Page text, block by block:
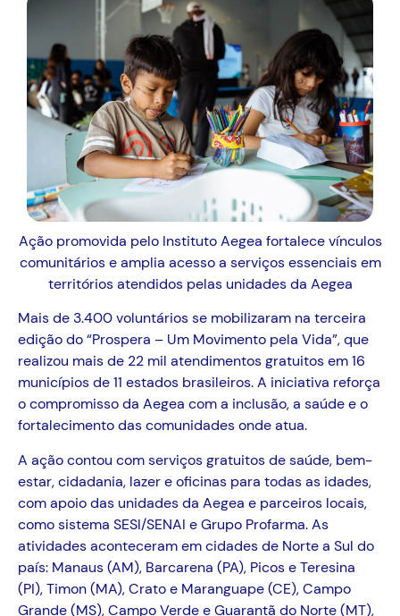
Açãopromovida pelo Instituto Aegea fortalece vínculos
comunitários e amplia acesso a serviços essenciais em
territórios atendidos pelas unidadesda Aegea
Mais de 3.400 voluntários se mobilizaram na terceira
edição do “Prospera – Um Movimento pela Vida”, que
realizou mais de 22 mil atendimentos gratuitos em 16
municípios de 11 estados brasileiros. A iniciativa reforça
o compromisso da Aegea com a inclusão, a saúde e o
fortalecimento das comunidades onde atua.
A ação contou com serviços gratuitos de saúde, bem-
estar, cidadania, lazer e oficinas para todas as idades,
com apoio das unidades da Aegea e parceiros locais,
como sistema SESI/SENAI e Grupo Profarma. As
atividades aconteceram em cidades de Norte a Sul do
país: Manaus (AM), Barcarena (PA), Picos e Teresina
(PI), Timon (MA), Crato e Maranguape (CE), Campo
Grande (MS), Campo Verde e Guarantã do Norte (MT),